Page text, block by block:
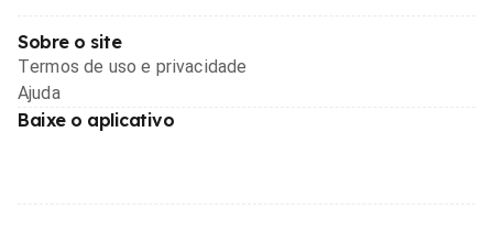
Sobre o site
Termos de uso e privacidade
Ajuda
Baixe o aplicativo